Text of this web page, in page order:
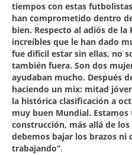
tiempos con estas
han comprometido dentro
bien. Respecto al adiós de
increíbles que le han dado
fue difícil estar sin ellas, no
también fuera. Son dos
ayudaban mucho. Después
haciendo un mix: mitad
la histórica clasificación a
muy buen Mundial.
construcción, más allá de
debemos bajar los brazos ni
trabajando”.